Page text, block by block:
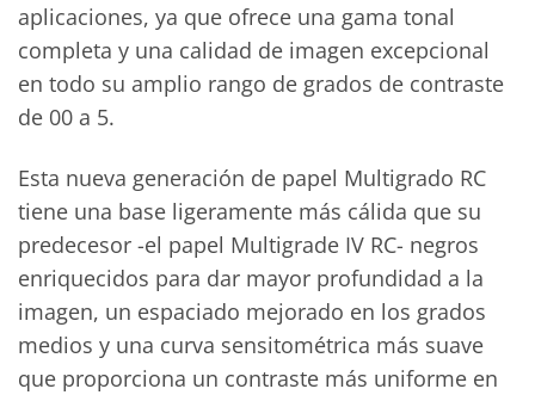
aplicaciones, ya que ofrece una gama tonal
completa y una calidad de imagen excepcional
en todo su amplio rango de grados de contraste
de 00 a 5.
Esta nueva generación de papel Multigrado RC
tiene una base ligeramente más cálida que su
predecesor -el papel Multigrade IV RC- negros
enriquecidos para dar mayor profundidad a la
imagen, un espaciado mejorado en los grados
medios y una curva sensitométrica más suave
que proporciona un contraste más uniforme en